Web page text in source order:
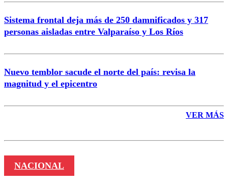
Sistema frontal deja más de 250 damnificados y 317
personas aisladas entre Valparaíso y Los Ríos
Nuevo temblor sacude el norte del país: revisa la
magnitud y el epicentro
VER MÁS
NACIONAL